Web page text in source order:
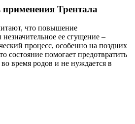
Трентала
что повышение
ее сгущение –
процесс, особенно на поздних
состояние помогает предотвратить
время родов и не нуждается в